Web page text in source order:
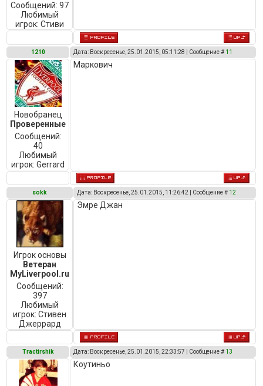
Сообщений:97
Любимый
игрок:Стиви
1210 Дата: Воскресенье, 25.01.2015, 05:11:28 | Сообщение # 11
Новобранец
Проверенные
Сообщений:
40
Любимый
игрок:Gerrard
Маркович
sokk Дата: Воскресенье, 25.01.2015, 11:26:42 | Сообщение # 12
Игрок основы
Ветеран
MyLiverpool.ru
Сообщений:
397
Любимый
игрок:Стивен
Джеррард
Эмре Джан
Tractirshik Дата: Воскресенье, 25.01.2015, 22:33:57 | Сообщение # 13
Коутиньо